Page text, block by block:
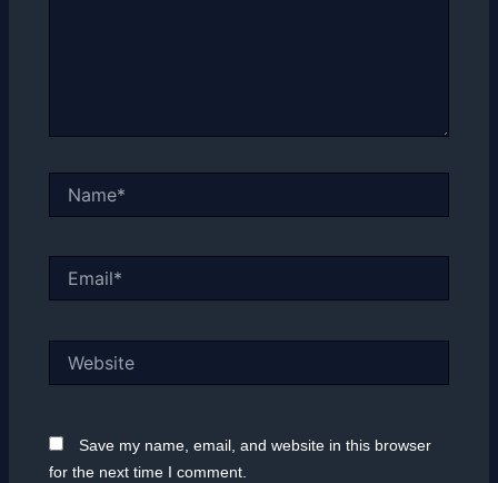
Save my name, email, and website in this browser
for the next time I comment.